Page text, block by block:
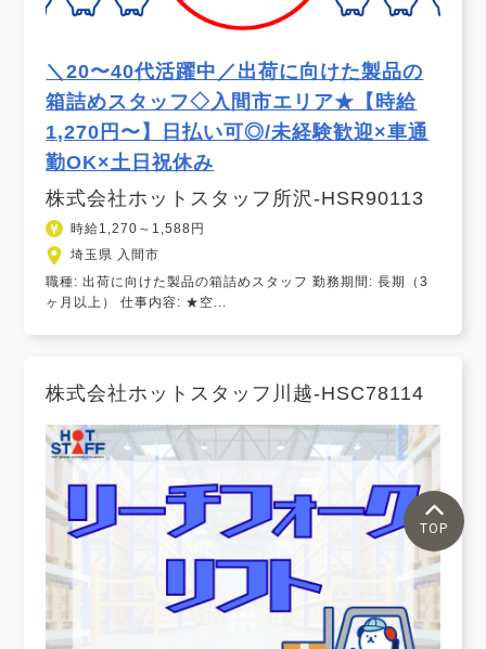
＼20〜40代活躍中／出荷に向けた製品の
箱詰めスタッフ◇入間市エリア★【時給
1,270円〜】日払い可◎/未経験歓迎×車通
勤OK×土日祝休み
株式会社ホットスタッフ所沢-HSR90113
時給1,270～1,588円
埼玉県 入間市
職種: 出荷に向けた製品の箱詰めスタッフ 勤務期間: 長期（3
ヶ月以上） 仕事内容: ★空...
株式会社ホットスタッフ川越-HSC78114
TOP